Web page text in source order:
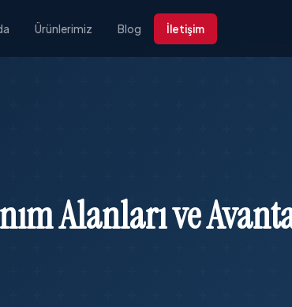
Ürünlerimiz Blog İletişim
Alanları ve